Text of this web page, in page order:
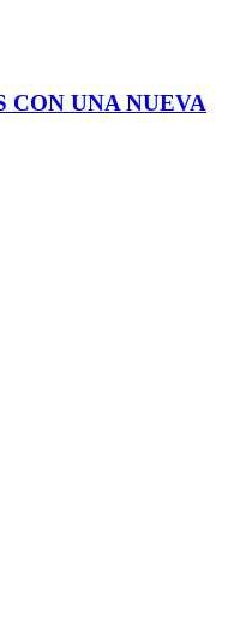
CON UNA NUEVA